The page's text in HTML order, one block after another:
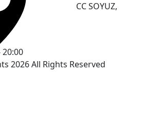
CC SOYUZ,
20:00
2026 All Rights Reserved